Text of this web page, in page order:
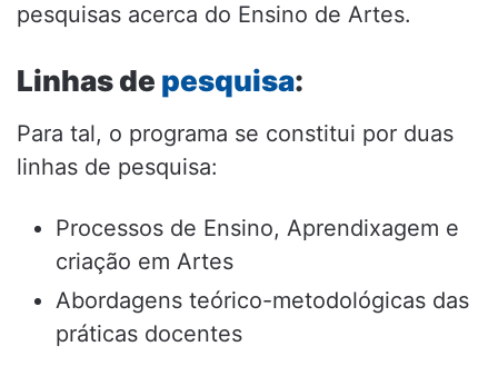
pesquisas acerca do Ensino de Artes.
Linhas de pesquisa:
Para tal, o programa se constitui por duas
linhas de pesquisa:
Processos de Ensino, Aprendixagem e
criação em Artes
Abordagens teórico-metodológicas das
práticas docentes